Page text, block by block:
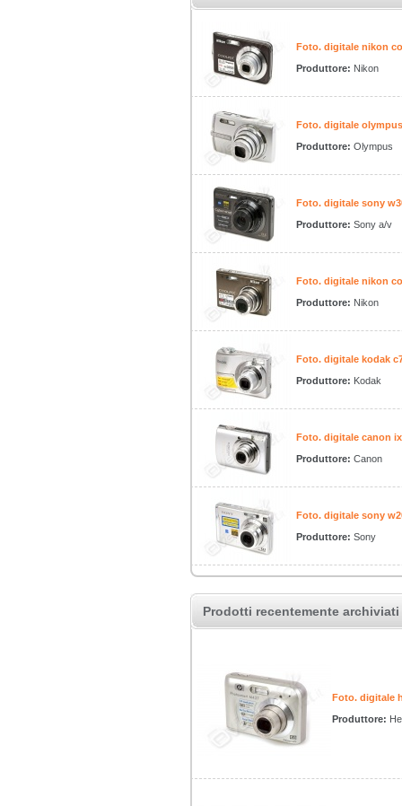
Foto. digitale nikon
Produttore: Nikon
Foto. digitale
Produttore: Olympus
Foto. digitale sony
Produttore: Sony a/v
Foto. digitale nikon
Produttore: Nikon
Foto. digitale kodak
Produttore: Kodak
Foto. digitale canon
Produttore: Canon
Foto. digitale sony
Produttore: Sony
Prodotti recentemente archiviati
Foto. digitale
Produttore: